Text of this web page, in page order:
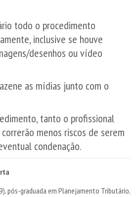
todo o procedimento
inclusive se houve
desenhos ou vídeo
as mídias junto com o
tanto o profissional
menos riscos de serem
condenação.
pós-graduada em Planejamento Tributário,